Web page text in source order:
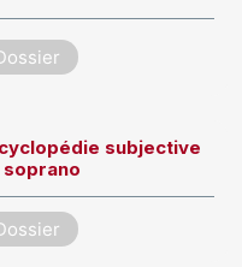
subjective
soprano